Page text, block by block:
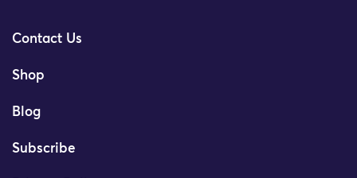
Contact Us
Shop
Blog
Subscribe